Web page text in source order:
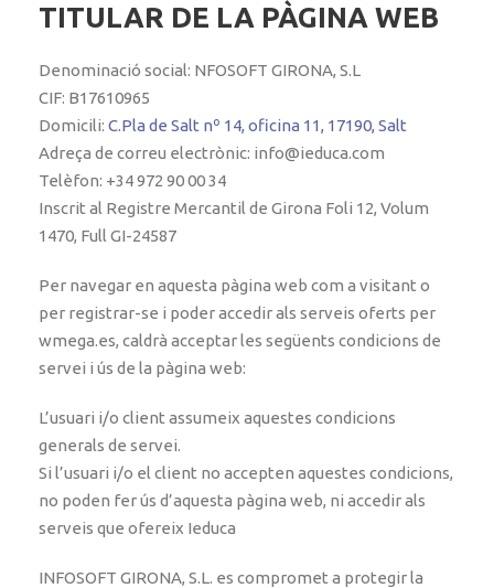
TITULAR DE LA PÀGINA WEB
Denominació social: NFOSOFT GIRONA, S.L
CIF: B17610965
Domicili: C.Pla de Salt nº 14, oficina 11, 17190, Salt
Adreça de correu electrònic: info@ieduca.com
Telèfon: +34 972 90 00 34
Inscrit al Registre Mercantil de Girona Foli 12, Volum
1470, Full GI-24587
Per navegar en aquesta pàgina web com a visitant o
per registrar-se i poder accedir als serveis oferts per
wmega.es, caldrà acceptar les següents condicions de
servei i ús de la pàgina web:
L’usuari i/o client assumeix aquestes condicions
generals de servei.
Si l’usuari i/o el client no accepten aquestes condicions,
no poden fer ús d’aquesta pàgina web, ni accedir als
serveis que ofereix Ieduca
INFOSOFT GIRONA, S.L. es compromet a protegir la